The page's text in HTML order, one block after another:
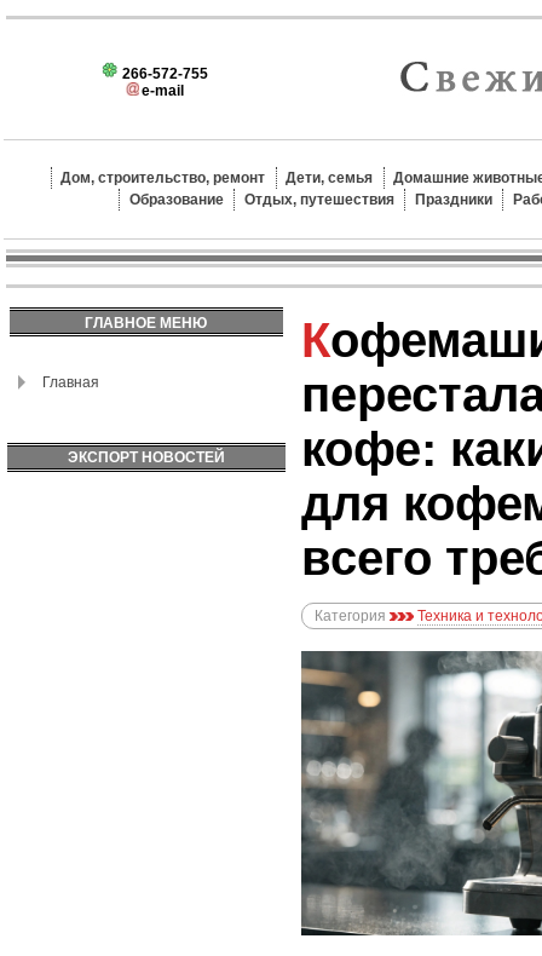
266-572-755
e-mail
Дом, строительство, ремонт Дети, семья
Домашние
Образование
Отдых, путешествия Праздники
ГЛАВНОЕ МЕНЮ
Главная
ЭКСПОРТ НОВОСТЕЙ
Кофемашина
кофе:
для
всего
Категория Техника и